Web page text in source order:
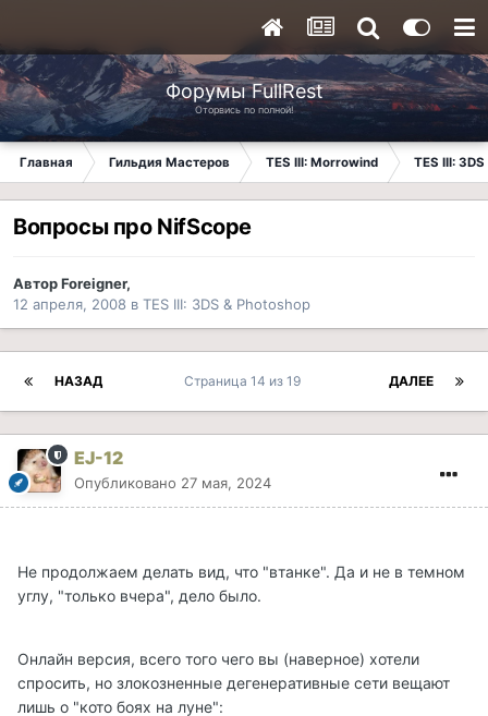
Форумы FullRest
Оторвись по полной!
Главная Гильдия Мастеров TES III: Morrowind TES III:
Вопросы про NifScope
АвторForeigner,
12 апреля, 2008 в TES III: 3DS & Photoshop
НАЗАД ДАЛЕЕ
Страница 14 из 19
EJ-12
Опубликовано 27 мая, 2024
Не продолжаем делать вид, что "втанке". Да и не в темном
углу, "только вчера", дело было.
Онлайн версия, всего того чего вы (наверное) хотели
спросить, но злокозненные дегенеративные сети вещают
лишь о "кото боях на луне":